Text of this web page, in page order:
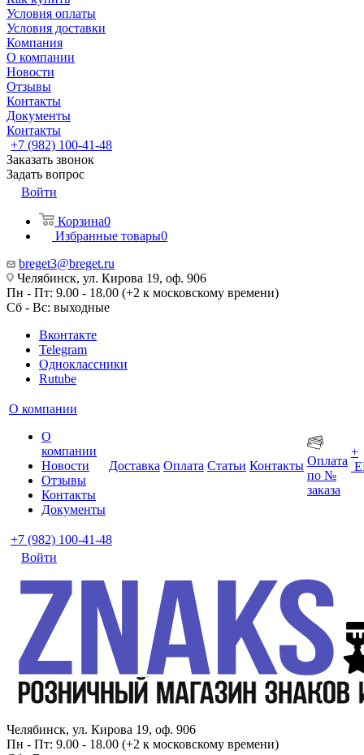
Условия оплаты
Условия доставки
Компания
О компании
Новости
Отзывы
Контакты
Документы
Контакты
+7 (982) 100-41-48
Заказать звонок
Задать вопрос
Войти
Корзина0
Избранные товары0
breget3@breget.ru
Челябинск, ул. Кирова 19, оф. 906
Пн - Пт: 9.00 - 18.00 (+2 к московскому времени)
Сб - Вс: выходные
Вконтакте
Telegram
Одноклассники
Rutube
О компании
О
компании
Новости
Отзывы
Контакты
Документы
Доставка Оплата Статьи Контакты Оплата
по №
заказа
+
+7 (982) 100-41-48
Войти
Челябинск, ул. Кирова 19, оф. 906
Пн - Пт: 9.00 - 18.00 (+2 к московскому времени)